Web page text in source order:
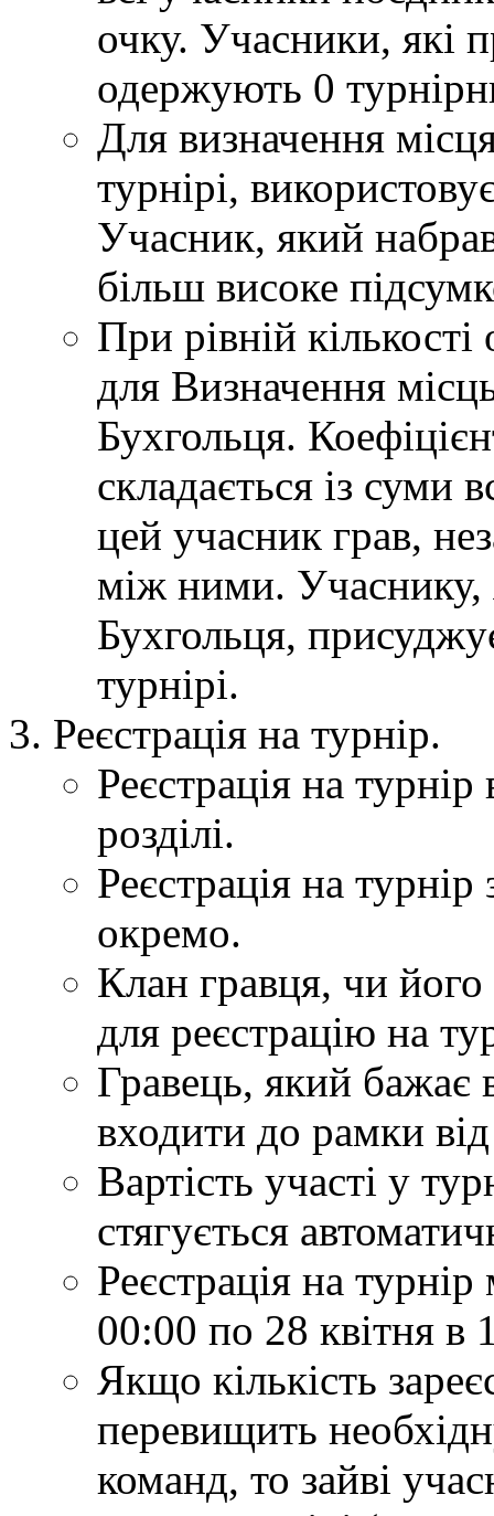
очку. Учасники, які
одержують 0
Для визначення
турнірі,
Учасник, який
більш високе
При рівній
для Визначення
Бухгольця.
складається із суми
цей учасник грав,
між ними. Учаснику,
Бухгольця,
турнірі.
Реєстрація на турнір.
Реєстрація на
розділі.
Реєстрація на
окремо.
Клан гравця, чи його
для реєстрацію на
Гравець, який бажає
входити до рамки
Вартість участі у
стягується
Реєстрація на
00:00 по 28 квітня в
Якщо кількість
перевищить
команд, то зайві